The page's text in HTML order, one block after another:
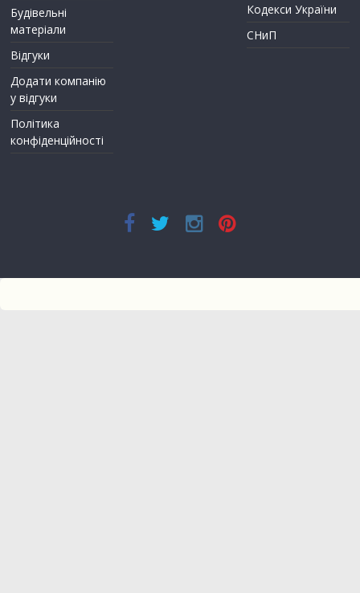
Будівельні
матеріали
Відгуки
Додати компанію
у відгуки
Політика
конфіденційності
Кодекси України
СНиП